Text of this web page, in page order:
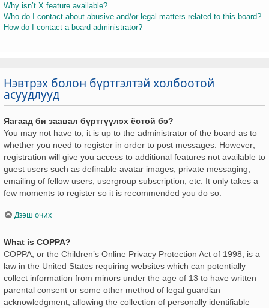
Why isn’t X feature available?
Who do I contact about abusive and/or legal matters related to this board?
How do I contact a board administrator?
Нэвтрэх болон бүртгэлтэй холбоотой
асуудлууд
Яагаад би заавал бүртгүүлэх ёстой бэ?
You may not have to, it is up to the administrator of the board as to
whether you need to register in order to post messages. However;
registration will give you access to additional features not available to
guest users such as definable avatar images, private messaging,
emailing of fellow users, usergroup subscription, etc. It only takes a
few moments to register so it is recommended you do so.
Дээш очих
What is COPPA?
COPPA, or the Children’s Online Privacy Protection Act of 1998, is a
law in the United States requiring websites which can potentially
collect information from minors under the age of 13 to have written
parental consent or some other method of legal guardian
acknowledgment, allowing the collection of personally identifiable